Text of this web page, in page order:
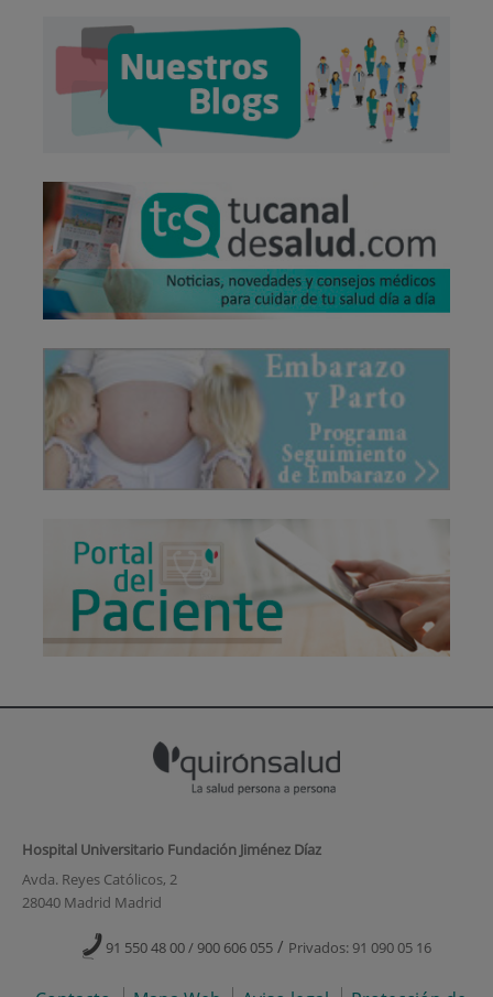
Hospital Universitario Fundación Jiménez Díaz
Avda. Reyes Católicos, 2
28040 Madrid Madrid
91 550 48 00 / 900 606 055 / Privados: 91 090 05 16